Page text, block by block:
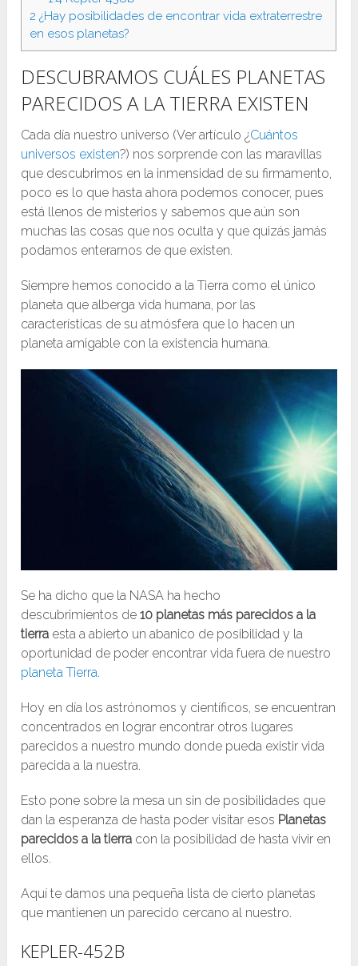
2 ¿Hay posibilidades de encontrar vida extraterrestre
en esos planetas?
DESCUBRAMOS CUÁLES PLANETAS
PARECIDOS A LA TIERRA EXISTEN
Cada día nuestro universo (Ver artículo ¿Cuántos
universos existen?) nos sorprende con las maravillas
que descubrimos en la inmensidad de su firmamento,
poco es lo que hasta ahora podemos conocer, pues
está llenos de misterios y sabemos que aún son
muchas las cosas que nos oculta y que quizás jamás
podamos enterarnos de que existen.
Siempre hemos conocido a la Tierra como el único
planeta que alberga vida humana, por las
características de su atmósfera que lo hacen un
planeta amigable con la existencia humana.
Se ha dicho que la NASA ha hecho
descubrimientos de10 planetas más parecidos a la
tierra esta a abierto un abanico de posibilidad y la
oportunidad de poder encontrar vida fuera de nuestro
planeta Tierra.
Hoy en día los astrónomos y científicos, se encuentran
concentrados en lograr encontrar otros lugares
parecidos a nuestro mundo donde pueda existir vida
parecida a la nuestra.
Esto pone sobre la mesa un sin de posibilidades que
dan la esperanza de hasta poder visitar esos Planetas
parecidos a la tierra con la posibilidad de hasta vivir en
ellos.
Aquí te damos una pequeña lista de cierto planetas
que mantienen un parecido cercano al nuestro.
KEPLER-452B